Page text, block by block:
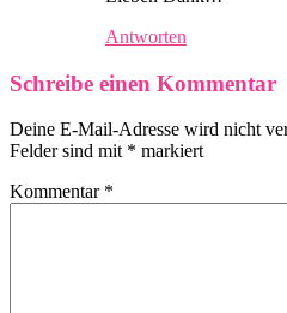
Antworten
Schreibe einen Kommentar
Deine E-Mail-Adresse wird nicht
Felder sind mit * markiert
Kommentar *